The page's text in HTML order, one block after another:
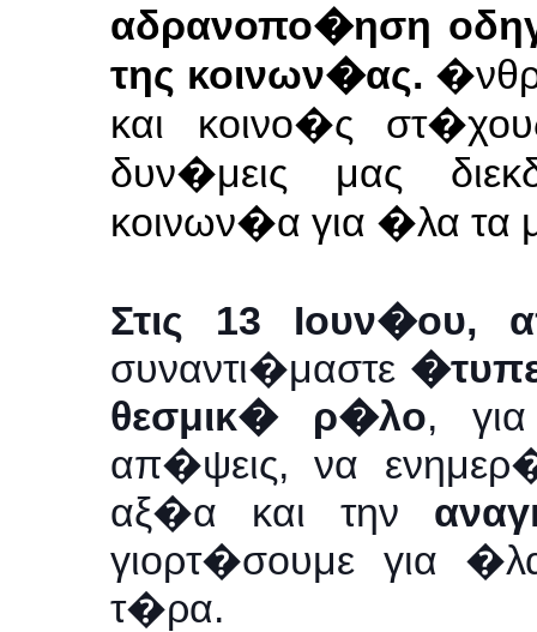
αδρανοπο�ηση
της κοινων�ας.
και κοινο�ς
δυν�μεις μας
κοινων�αγια �λα τα
Στις 13 Ιουν�ου,
συναντι�μαστε
θεσμικ� ρ�λο,
απ�ψεις, να
αξ�α και την
γιορτ�σουμε για
τ�ρα.